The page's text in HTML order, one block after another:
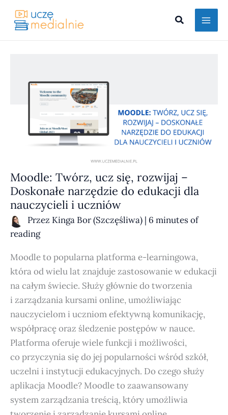
Szukaj
Moodle: Twórz, ucz się, rozwijaj –
Doskonałe narzędzie do edukacji dla
nauczycieli i uczniów
Przez Kinga Bor (Szczęśliwa) | 6 minutes of
reading
Moodle to popularna platforma e-learningowa,
która od wielu lat znajduje zastosowanie w edukacji
na całym świecie. Służy głównie do tworzenia
i zarządzania kursami online, umożliwiając
nauczycielom i uczniom efektywną komunikację,
współpracę oraz śledzenie postępów w nauce.
Platforma oferuje wiele funkcji i możliwości,
co przyczynia się do jej popularności wśród szkół,
uczelni i instytucji edukacyjnych. Do czego służy
aplikacja Moodle? Moodle to zaawansowany
system zarządzania treścią, który umożliwia
ROZWIJAJ
DOSKONAŁE
NARZĘDZIE
DO EDUKACJI
NAUCZYCIELI
I UCZNIÓW